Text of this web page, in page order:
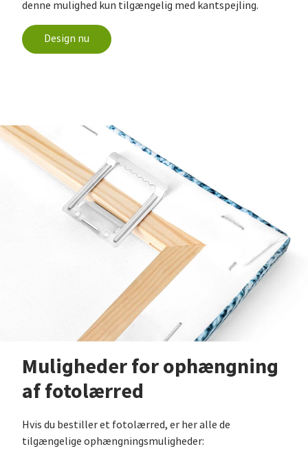
denne mulighed kun tilgængelig med kantspejling.
Design nu
Muligheder for ophængning
af fotolærred
Hvis du bestiller et fotolærred, er her alle de
tilgængelige ophængningsmuligheder: